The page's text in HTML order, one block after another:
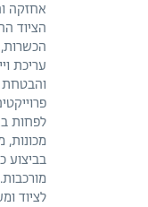
אחזקה
הציוד
עריכת
והבטחת
לפחות